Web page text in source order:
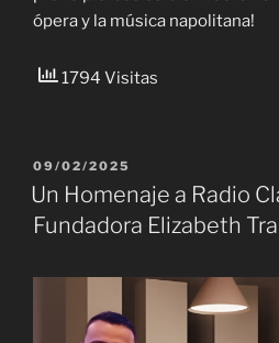
ópera y la música napolitana!
1794 Visitas
PUBLICADO
EL
09/02/2025
Un Homenaje a Radio
Fundadora Elizabeth